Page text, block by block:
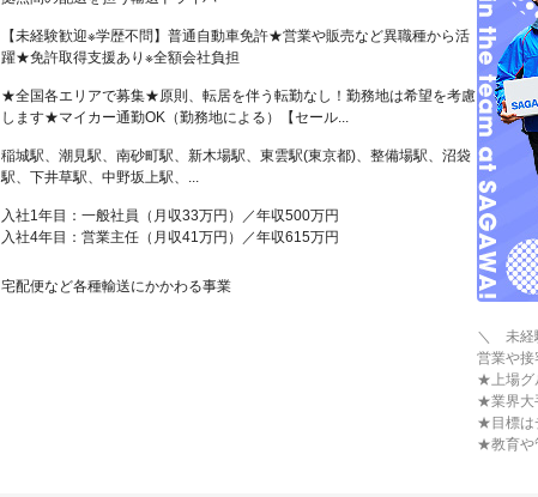
【未経験歓迎※学歴不問】普通自動車免許★営業や販売など異職種から活
躍★免許取得支援あり※全額会社負担
★全国各エリアで募集★原則、転居を伴う転勤なし！勤務地は希望を考慮
します★マイカー通勤OK（勤務地による）【セール...
稲城駅、潮見駅、南砂町駅、新木場駅、東雲駅(東京都)、整備場駅、沼袋
駅、下井草駅、中野坂上駅、...
入社1年目：一般社員（月収33万円）／年収500万円
入社4年目：営業主任（月収41万円）／年収615万円
宅配便など各種輸送にかかわる事業
＼ 未経
営業や接
★上場グ
★業界大
★目標は
★教育や